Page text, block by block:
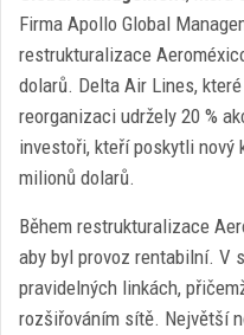
Firma Apollo Global
restrukturalizace
dolarů. Delta Air Lines,
reorganizaci udržely 20 %
investoři, kteří poskytli nový
milionů dolarů.
Během restrukturalizace
aby byl provoz rentabilní. V
pravidelných linkách,
rozšiřováním sítě. Největší